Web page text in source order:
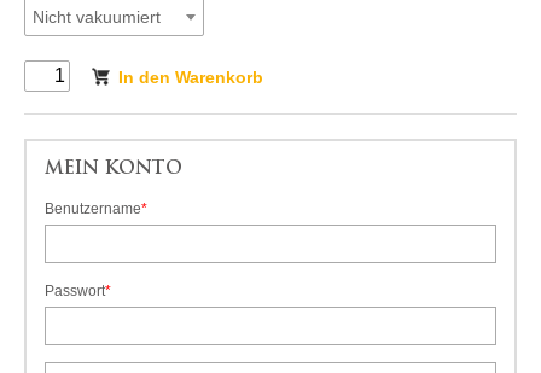
Nicht vakuumiert
In den Warenkorb
MEIN KONTO
Benutzername*
Pflichtfeld
Passwort*
Pflichtfeld